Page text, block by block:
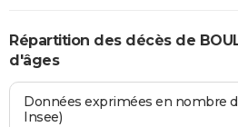
Répartition des décès de
d'âges
Données exprimées en nombre
Insee)